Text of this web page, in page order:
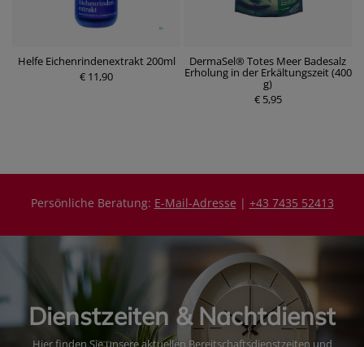
Helfe Eichenrindenextrakt 200ml
€ 11,90
DermaSel® Totes Meer Badesalz
Erholung in der Erkältungszeit (400
g)
€ 5,95
Persönliche Beratung: E-Mail-Adresse | +43 7435 52413
Dienstzeiten & Nachtdienst
Hier finden Sie unsere aktuellen Bereitschaftsdienstzeiten und